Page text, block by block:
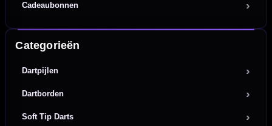
Cadeaubonnen
Categorieën
Dartpijlen
Dartborden
Soft Tip Darts